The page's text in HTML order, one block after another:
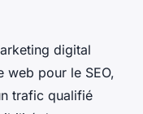
digital
web pour le SEO,
trafic qualifié